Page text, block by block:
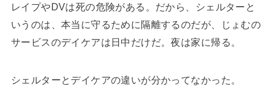
レイプやDVは死の危険がある。だから、シェルターと
いうのは、本当に守るために隔離するのだが、じょむの
サービスのデイケアは日中だけだ。夜は家に帰る。
シェルターとデイケアの違いが分かってなかった。